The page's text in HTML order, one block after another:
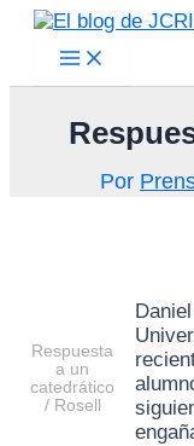
contenido
Menu
Por
Respuesta
a un
catedrático
/ Rosell